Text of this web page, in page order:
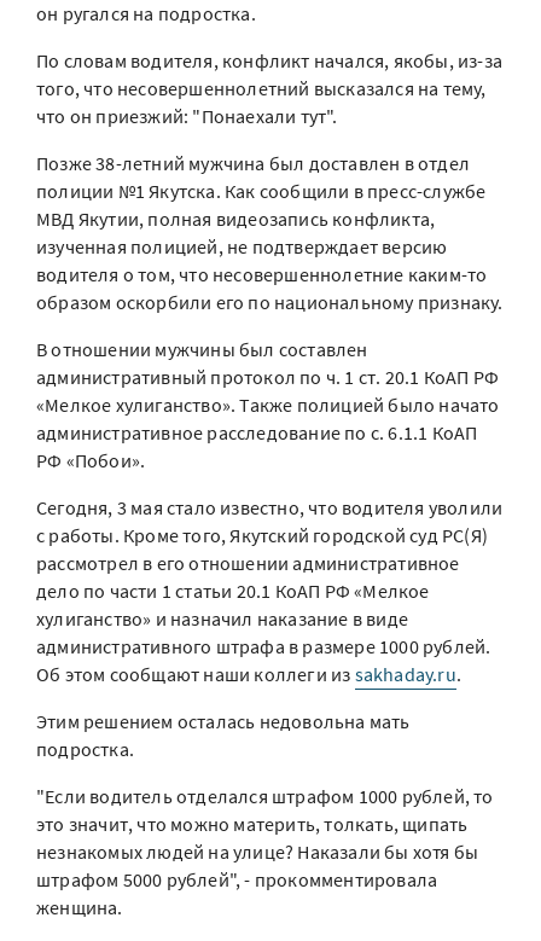
он ругался на подростка.
По словам водителя, конфликт начался, якобы, из-за
того, что несовершеннолетний высказался на тему,
что он приезжий: "Понаехали тут".
Позже 38-летний мужчина был доставлен в отдел
полиции №1 Якутска. Как сообщили в пресс-службе
МВД Якутии, полная видеозапись конфликта,
изученная полицией, не подтверждает версию
водителя о том, что несовершеннолетние каким-то
образом оскорбили его по национальному признаку.
В отношении мужчины был составлен
административный протокол по ч. 1 ст. 20.1 КоАП РФ
«Мелкое хулиганство». Также полицией было начато
административное расследование по с. 6.1.1 КоАП
РФ «Побои».
Сегодня, 3 мая стало известно, что водителя уволили
с работы. Кроме того, Якутский городской суд РС(Я)
рассмотрел в его отношении административное
дело по части 1 статьи 20.1 КоАП РФ «Мелкое
хулиганство» и назначил наказание в виде
административного штрафа в размере 1000 рублей.
Об этом сообщают наши коллеги из sakhaday.ru.
Этим решением осталась недовольна мать
подростка.
"Если водитель отделался штрафом 1000 рублей, то
это значит, что можно материть, толкать, щипать
незнакомых людей на улице? Наказали бы хотя бы
штрафом 5000 рублей", - прокомментировала
женщина.